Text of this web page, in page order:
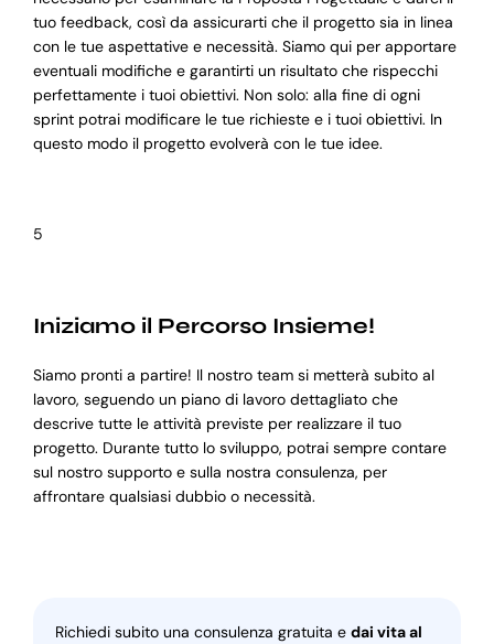
tuo feedback, così da assicurarti che il progetto sia in linea
con le tue aspettative e necessità. Siamo qui per apportare
eventuali modifiche e garantirti un risultato che rispecchi
perfettamente i tuoi obiettivi. Non solo: alla fine di ogni
sprint potrai modificare le tue richieste e i tuoi obiettivi. In
questo modo il progetto evolverà con le tue idee.
5
Iniziamo il Percorso Insieme!
Siamo pronti a partire! Il nostro team si metterà subito al
lavoro, seguendo un piano di lavoro dettagliato che
descrive tutte le attività previste per realizzare il tuo
progetto. Durante tutto lo sviluppo, potrai sempre contare
sul nostro supporto e sulla nostra consulenza, per
affrontare qualsiasi dubbio o necessità.
Richiedi subito una consulenza gratuita e dai vita al